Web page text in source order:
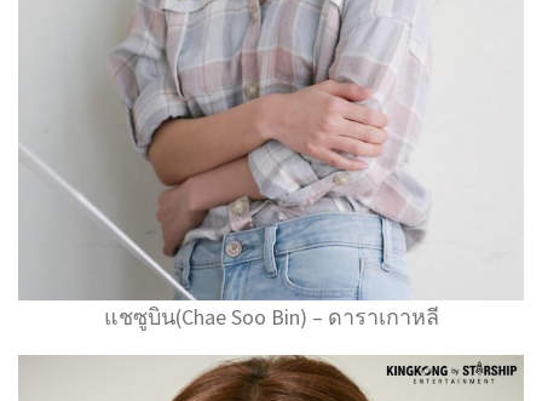
แชซูบิน(Chae Soo Bin) – ดาราเกาหลี